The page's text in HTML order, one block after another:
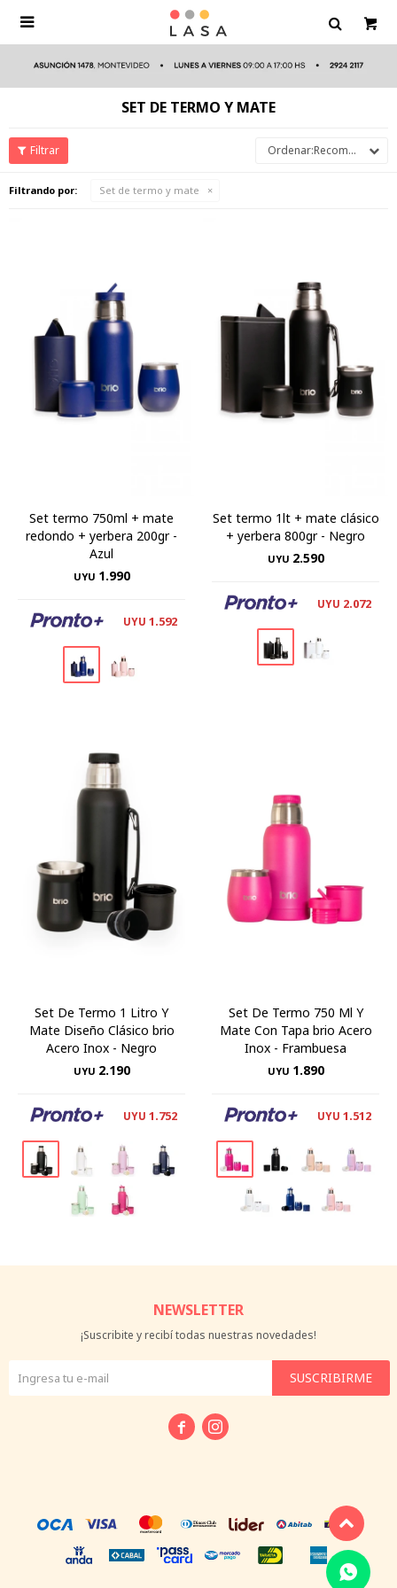

SET DE TERMO Y MATE
Recomendados
Filtrando por: Set de termo y mate
Set termo 750ml + mate
redondo + yerbera 200gr -
Azul
UYU 1.990
UYU 1.592
Set termo 1lt + mate clásico
+ yerbera 800gr - Negro
UYU 2.590
UYU 2.072
Set De Termo 1 Litro Y
Mate Diseño Clásico brio
Acero Inox - Negro
UYU 2.190
UYU 1.752
Set De Termo 750 Ml Y
Mate Con Tapa brio Acero
Inox - Frambuesa
UYU 1.890
UYU 1.512
NEWSLETTER
¡Suscribite y recibí todas nuestras novedades!
SUSCRIBIRME
 